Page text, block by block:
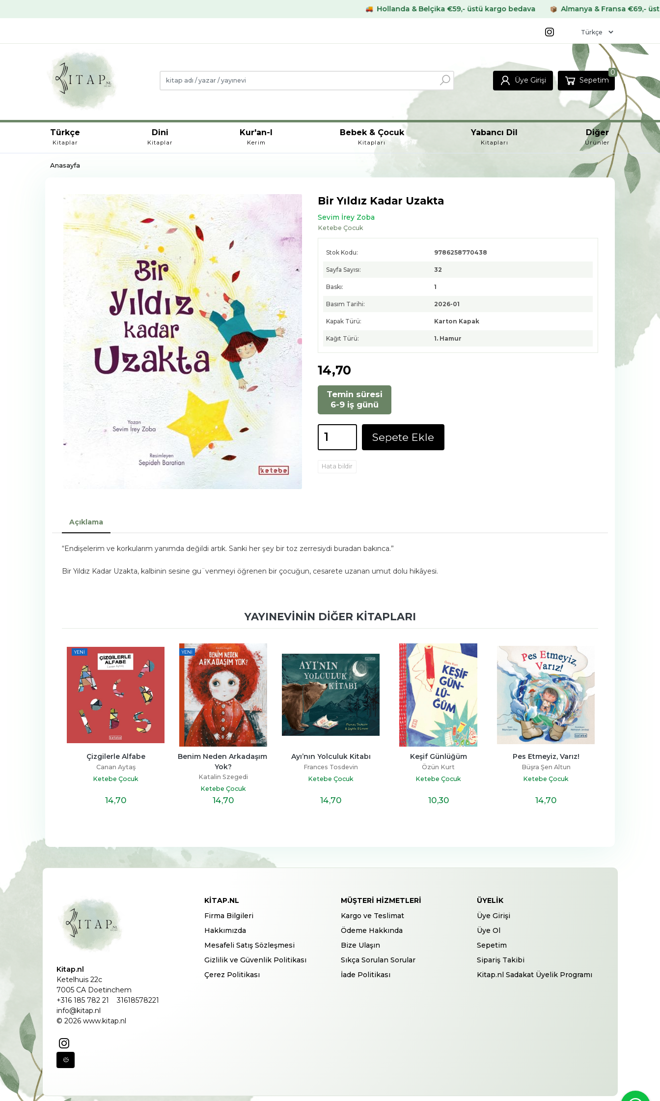
Hollanda & Belçika €59,- üstü kargo bedava Almanya & Fransa €69,- üstü kargo
Üye Girişi Sepetim
0
Türkçe
Kitaplar
Dini
Kitaplar
Kur'an-I
Kerim
Bebek & Çocuk
Kitapları
Yabancı Dil
Kitapları
Diğer
Ürünler
Anasayfa
Bir Yıldız Kadar Uzakta
Sevim İrey Zoba
Ketebe Çocuk
Stok Kodu: 9786258770438
Sayfa Sayısı: 32
Baskı: 1
Basım Tarihi: 2026-01
Kapak Türü: Karton Kapak
Kağıt Türü: 1. Hamur
14,70
Temin süresi
6-9 iş günü
Sepete Ekle
Hata bildir
Açıklama
“Endişelerim ve korkularım yanımda değildi artık. Sanki her şey bir toz zerresiydi buradan bakınca.”
Bir Yıldız Kadar Uzakta, kalbinin sesine gu¨venmeyi öğrenen bir çocuğun, cesarete uzanan umut dolu hikâyesi.
YAYINEVININ DIĞER KITAPLARI
YENI
Çizgilerle Alfabe
Canan Aytaş
Ketebe Çocuk
14,70
YENI
Benim Neden Arkadaşım
Yok?
Katalin Szegedi
Ketebe Çocuk
14,70
Ayı’nın Yolculuk Kitabı
Frances Tosdevin
Ketebe Çocuk
14,70
Keşif Günlüğüm
Özün Kurt
Ketebe Çocuk
10,30
Pes Etmeyiz, Varız!
Büşra Şen Altun
Ketebe Çocuk
14,70
Kitap.nl
Ketelhuis 22c
7005 CA Doetinchem
+316 185 782 21
31618578221
info@kitap.nl
© 2026 www.kitap.nl
KITAP.NL
Firma Bilgileri
Hakkımızda
Mesafeli Satış Sözleşmesi
Gizlilik ve Güvenlik Politikası
Çerez Politikası
MÜŞTERI HIZMETLERI
Kargo ve Teslimat
Ödeme Hakkında
Bize Ulaşın
Sıkça Sorulan Sorular
İade Politikası
ÜYELIK
Üye Girişi
Üye Ol
Sepetim
Sipariş Takibi
Kitap.nl Sadakat Üyelik Programı